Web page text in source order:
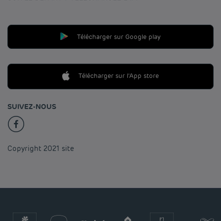
Télécharger sur Google play
Télécharger sur l'App store
SUIVEZ-NOUS
Copyright 2021 site